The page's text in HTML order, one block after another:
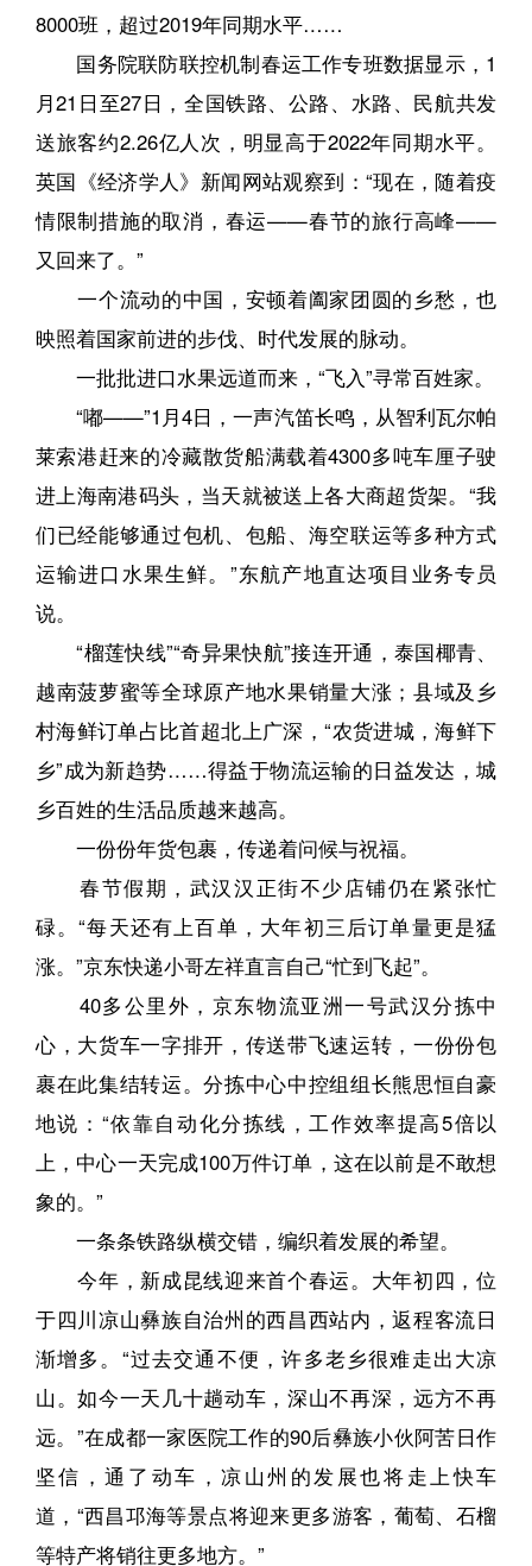
8000班，超过2019年同期水平……
国务院联防联控机制春运工作专班数据显示，1
月21日至27日，全国铁路、公路、水路、民航共发
送旅客约2.26亿人次，明显高于2022年同期水平。
英国《经济学人》新闻网站观察到：“现在，随着疫
情限制措施的取消，春运——春节的旅行高峰——
又回来了。”
一个流动的中国，安顿着阖家团圆的乡愁，也
映照着国家前进的步伐、时代发展的脉动。
一批批进口水果远道而来，“飞入”寻常百姓家。
“嘟——”1月4日，一声汽笛长鸣，从智利瓦尔帕
莱索港赶来的冷藏散货船满载着4300多吨车厘子驶
进上海南港码头，当天就被送上各大商超货架。“我
们已经能够通过包机、包船、海空联运等多种方式
运输进口水果生鲜。”东航产地直达项目业务专员
说。
“榴莲快线”“奇异果快航”接连开通，泰国椰青、
越南菠萝蜜等全球原产地水果销量大涨；县域及乡
村海鲜订单占比首超北上广深，“农货进城，海鲜下
乡”成为新趋势……得益于物流运输的日益发达，城
乡百姓的生活品质越来越高。
一份份年货包裹，传递着问候与祝福。
春节假期，武汉汉正街不少店铺仍在紧张忙
碌。“每天还有上百单，大年初三后订单量更是猛
涨。”京东快递小哥左祥直言自己“忙到飞起”。
40多公里外，京东物流亚洲一号武汉分拣中
心，大货车一字排开，传送带飞速运转，一份份包
裹在此集结转运。分拣中心中控组组长熊思恒自豪
地说：“依靠自动化分拣线，工作效率提高5倍以
上，中心一天完成100万件订单，这在以前是不敢想
象的。”
一条条铁路纵横交错，编织着发展的希望。
今年，新成昆线迎来首个春运。大年初四，位
于四川凉山彝族自治州的西昌西站内，返程客流日
渐增多。“过去交通不便，许多老乡很难走出大凉
山。如今一天几十趟动车，深山不再深，远方不再
远。”在成都一家医院工作的90后彝族小伙阿苦日作
坚信，通了动车，凉山州的发展也将走上快车
道，“西昌邛海等景点将迎来更多游客，葡萄、石榴
等特产将销往更多地方。”